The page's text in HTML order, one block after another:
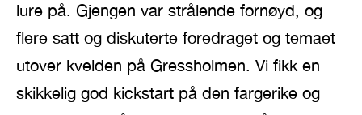
lure på. Gjengen var strålende fornøyd, og
flere satt og diskuterte foredraget og temaet
utover kvelden på Gressholmen. Vi fikk en
skikkelig god kickstart på den fargerike og